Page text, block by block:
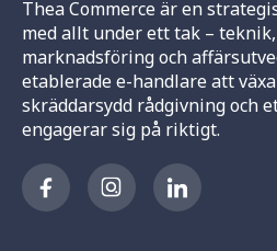
Thea Commerce är en
med allt under ett tak –
marknadsföring och
etablerade e-handlare att
skräddarsydd rådgivning och
engagerar sig på riktigt.